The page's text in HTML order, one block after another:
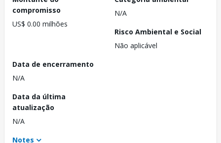
compromisso
US$ 0.00 milhões
N/A
Risco Ambiental e Social
Não aplicável
Data de encerramento
N/A
Data da última
atualização
N/A
Notes